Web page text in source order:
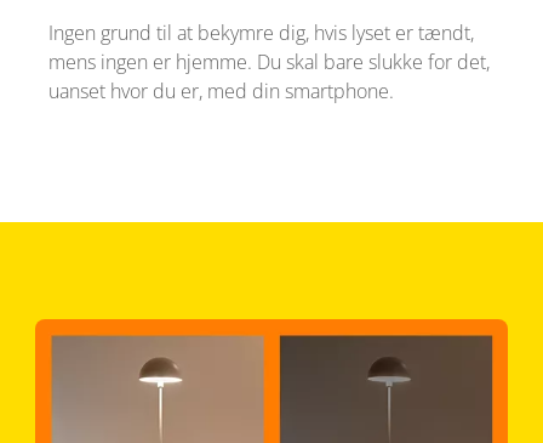
Ingen grund til at bekymre dig, hvis lyset er tændt,
mens ingen er hjemme. Du skal bare slukke for det,
uanset hvor du er, med din smartphone.